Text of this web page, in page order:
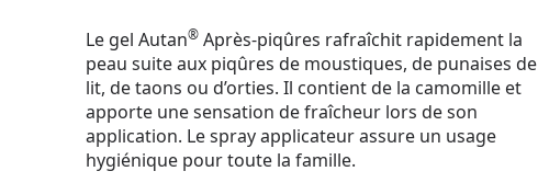
Le gel Autan® Après-piqûres rafraîchit rapidement la
peau suite aux piqûres de moustiques, de punaises de
lit, de taons ou d’orties. Il contient de la camomille et
apporte une sensation de fraîcheur lors de son
application. Le spray applicateur assure un usage
hygiénique pour toute la famille.